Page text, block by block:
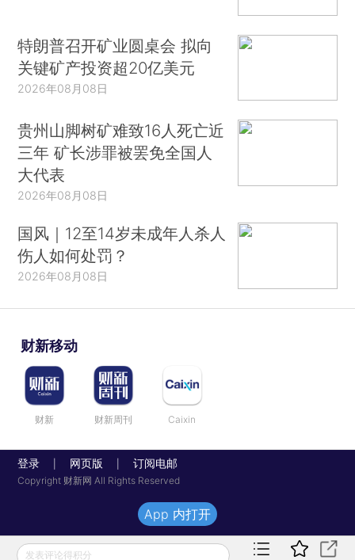
特朗普召开矿业圆桌会 拟向
关键矿产投资超20亿美元
2026年08月08日
贵州山脚树矿难致16人死亡近
三年 矿长涉罪被罢免全国人
大代表
2026年08月08日
国风｜12至14岁未成年人杀人
伤人如何处罚？
2026年08月08日
财新移动
财新 财新周刊 Caixin
登录 网页版 订阅电邮
Copyright 财新网 All Rights Reserved
发表评论得积分
App 内打开